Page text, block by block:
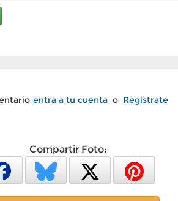
entra a tu cuenta o Regístrate
Compartir Foto: